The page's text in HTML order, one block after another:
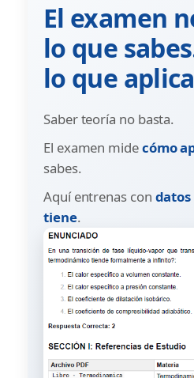
El examen
lo que
lo que
Saber teoría no basta.
El examen midecómo
sabes.
Aquí entrenas con
tiene.